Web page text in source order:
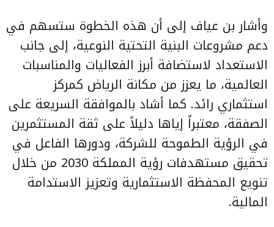
وأشار بن عياف إلى أن هذه الخطوة ستسهم في
دعم مشروعات البنية التحتية النوعية، إلى جانب
الاستعداد لاستضافة أبرز الفعاليات والمناسبات
العالمية، ما يعزز من مكانة الرياض كمركز
استثماري رائد. كما أشاد بالموافقة السريعة على
الصفقة، معتبراً إياها دليلاً على ثقة المستثمرين
في الرؤية الطموحة للشركة، ودورها الفاعل في
تحقيق مستهدفات رؤية المملكة 2030 من خلال
تنويع المحفظة الاستثمارية وتعزيز الاستدامة
المالية.